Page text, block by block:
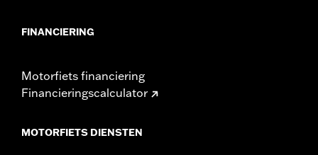
FINANCIERING
Motorfiets financiering
Financieringscalculator
MOTORFIETS DIENSTEN